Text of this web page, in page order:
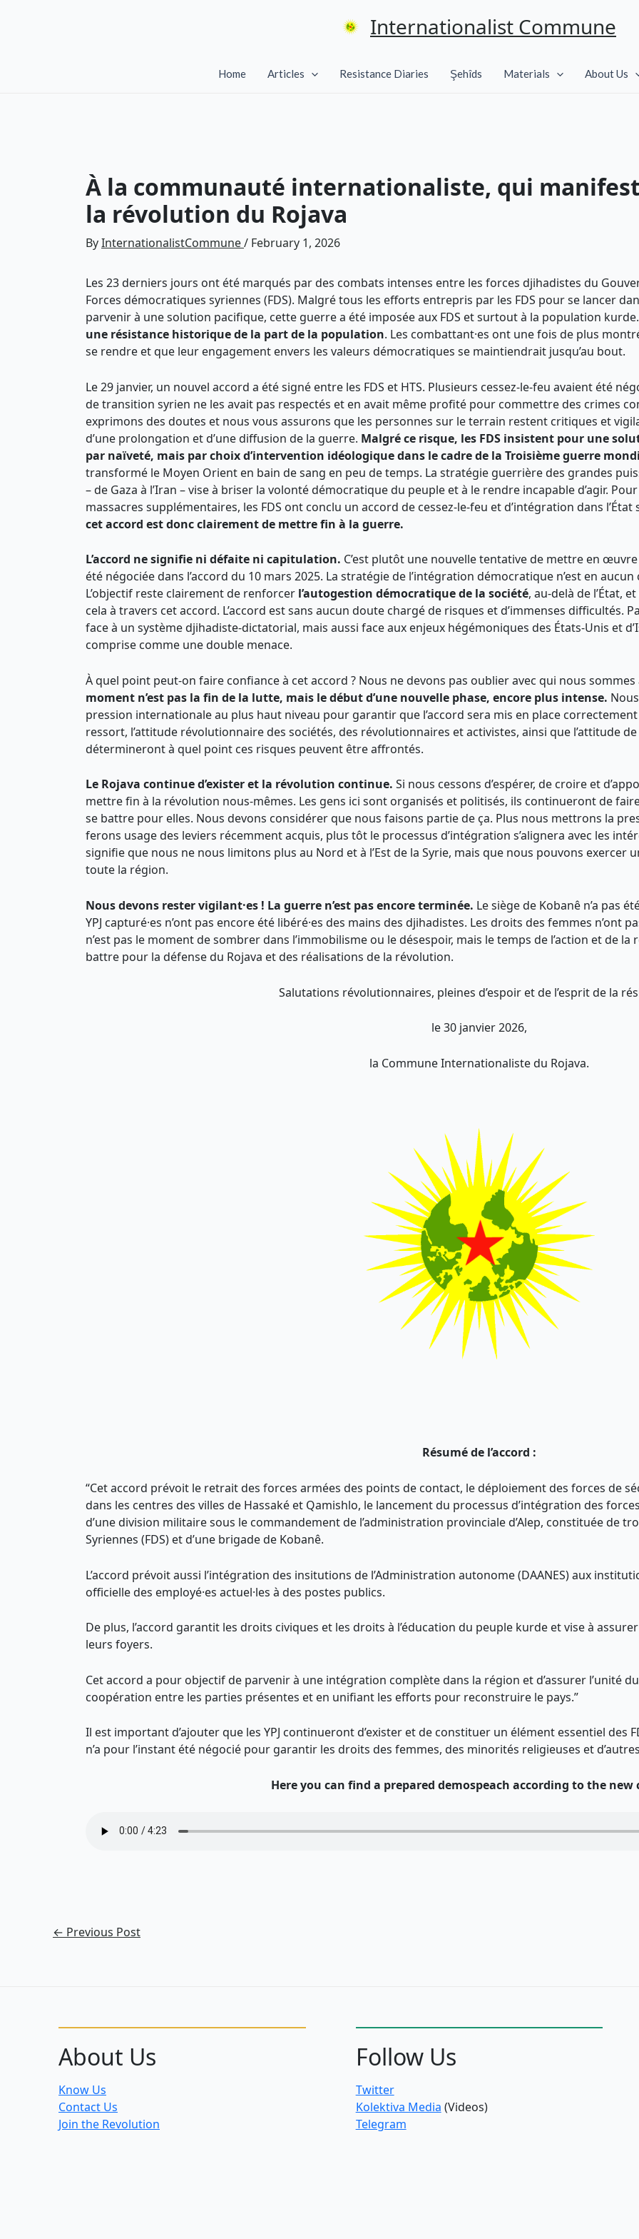
Internationalist Commune
Home Articles Resistance Diaries Şehîds Materials About Us
À la communauté internationaliste, qui
la révolution du Rojava
ByInternationalistCommune/ February 1, 2026
Les 23 derniers jours ont été marqués par des combats intenses entre les forces djihadistes du
Forces démocratiques syriennes (FDS). Malgré tous les efforts entrepris par les FDS pour se lancer
parvenir à une solution pacifique, cette guerre a été imposée aux FDS et surtout à la population
une résistance historique de la part de la population. Les combattant·es ont une fois de plus
se rendre et que leur engagement envers les valeurs démocratiques se maintiendrait jusqu’au bout.
Le 29 janvier, un nouvel accord a été signé entre les FDS et HTS. Plusieurs cessez-le-feu avaient été
de transition syrien ne les avait pas respectés et en avait même profité pour commettre des crimes
exprimons des doutes et nous vous assurons que les personnes sur le terrain restent critiques et
d’une prolongation et d’une diffusion de la guerre. Malgré ce risque, les FDS insistent pour une
par naïveté, mais par choix d’intervention idéologiquedans le cadre de la Troisième guerre
transformé le Moyen Orient en bain de sang en peu de temps. La stratégie guerrière des grandes
– de Gaza à l’Iran – vise à briser la volonté démocratique du peuple et à le rendre incapable d’agir.
massacres supplémentaires, les FDS ont conclu un accord de cessez-le-feu et d’intégration dans l’État
cet accord est donc clairement de mettre fin à la guerre.
L’accord ne signifie ni défaite ni capitulation. C’est plutôt une nouvelle tentative de mettre en
été négociée dans l’accord du 10 mars 2025. La stratégie de l’intégration démocratique n’est en
L’objectif reste clairement de renforcer l’autogestion démocratique de la société, au-delà de l’État,
cela à travers cet accord. L’accord est sans aucun doute chargé de risques et d’immenses difficultés.
face à un système djihadiste-dictatorial, mais aussi face aux enjeux hégémoniques des États-Unis et
comprise comme une double menace.
À quel point peut-on faire confiance à cet accord ? Nous ne devons pas oublier avec qui nous
moment n’est pas la fin de la lutte, mais le début d’une nouvelle phase, encore plus intense.
pression internationale au plus haut niveau pour garantir que l’accord sera mis en place
ressort, l’attitude révolutionnaire des sociétés, des révolutionnaires et activistes, ainsi que l’attitude
détermineront à quel point ces risques peuvent être affrontés.
Le Rojava continue d’exister et la révolution continue. Si nous cessons d’espérer, de croire et
mettre fin à la révolution nous-mêmes. Les gens ici sont organisés et politisés, ils continueront de
se battre pour elles. Nous devons considérer que nous faisons partie de ça. Plus nous mettrons la
ferons usage des leviers récemment acquis, plus tôt le processus d’intégration s’alignera avec les
signifie que nous ne nous limitons plus au Nord et à l’Est de la Syrie, mais que nous pouvons exercer
toute la région.
Nous devons rester vigilant·es ! La guerre n’est pas encore terminée. Le siège de Kobanê n’a pas
YPJ capturé·es n’ont pas encore été libéré·es des mains des djihadistes. Les droits des femmes n’ont
n’est pas le moment de sombrer dans l’immobilisme ou le désespoir, mais le temps de l’action et de
battre pour la défense du Rojava et des réalisations de la révolution.
Salutations révolutionnaires, pleines d’espoir et de l’esprit de la
le 30 janvier 2026,
la Commune Internationaliste du Rojava.
Résumé de l’accord :
“Cet accord prévoit le retrait des forces armées des points de contact, le déploiement des forces de
dans les centres des villes de Hassaké et Qamishlo, le lancement du processus d’intégration des
d’une division militaire sous le commandement de l’administration provinciale d’Alep, constituée de
Syriennes (FDS) et d’une brigade de Kobanê.
L’accord prévoit aussi l’intégration des insitutions de l’Administration autonome (DAANES) aux
officielle des employé·es actuel·les à des postes publics.
De plus, l’accord garantit les droits civiques et les droits à l’éducation du peuple kurde et vise à
leurs foyers.
Cet accord a pour objectif de parvenir à une intégration complète dans la région et d’assurer l’unité
coopération entre les parties présentes et en unifiant les efforts pour reconstruire le pays.”
Il est important d’ajouter que les YPJ continueront d’exister et de constituer un élément essentiel des
n’a pour l’instant été négocié pour garantir les droits des femmes, des minorités religieuses et
Here you can find a prepared demospeach according to the new
← Previous Post
About Us
Know Us
Contact Us
Join the Revolution
Follow Us
Twitter
Kolektiva Media (Videos)
Telegram